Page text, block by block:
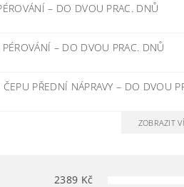
– DO DVOU PRAC. DNŮ
– DO DVOU PRAC. DNŮ
PŘEDNÍ NÁPRAVY– DO DVOU
ZOBRAZIT
2389 Kč